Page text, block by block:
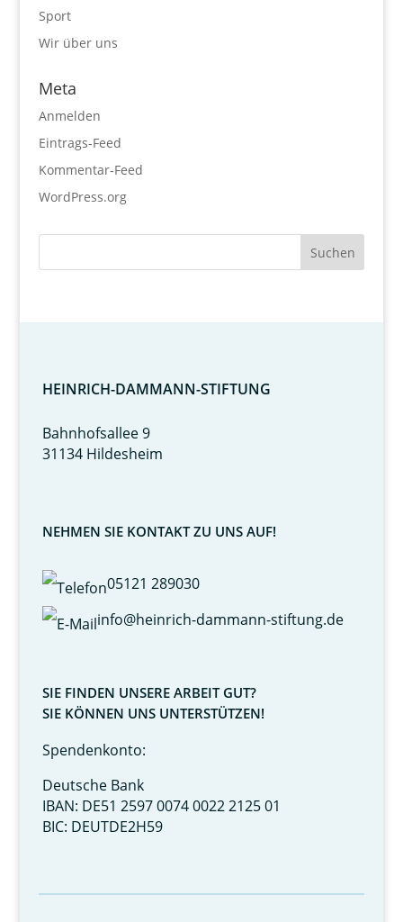
Sport
Wir über uns
Meta
Anmelden
Eintrags-Feed
Kommentar-Feed
WordPress.org
HEINRICH-DAMMANN-STIFTUNG
Bahnhofsallee 9
31134 Hildesheim
NEHMEN SIE KONTAKT ZU UNS AUF!
05121 289030
info@heinrich-dammann-stiftung.de
SIE FINDEN UNSERE ARBEIT GUT?
SIE KÖNNEN UNS UNTERSTÜTZEN!
Spendenkonto:
Deutsche Bank
IBAN: DE51 2597 0074 0022 2125 01
BIC: DEUTDE2H59